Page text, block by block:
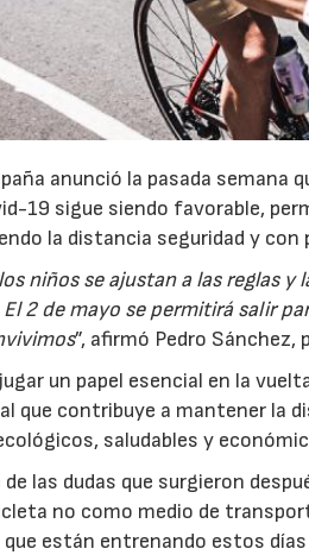
anunció la pasada semana
19 sigue siendo favorable,
la distancia seguridad y con
niños se ajustan a las reglas
2 de mayo se permitirá salir
”, afirmó Pedro Sánchez,
un papel esencial en la
que contribuye a mantener la
saludables y
de las dudas que surgieron
no como medio de
están entrenando estos